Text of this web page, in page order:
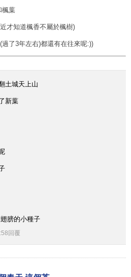
葉
才知道楓香不屬於楓樹)
了3年左右)都還有在往來呢:))
土城天上山
新葉
膀的小種子
:58 回覆